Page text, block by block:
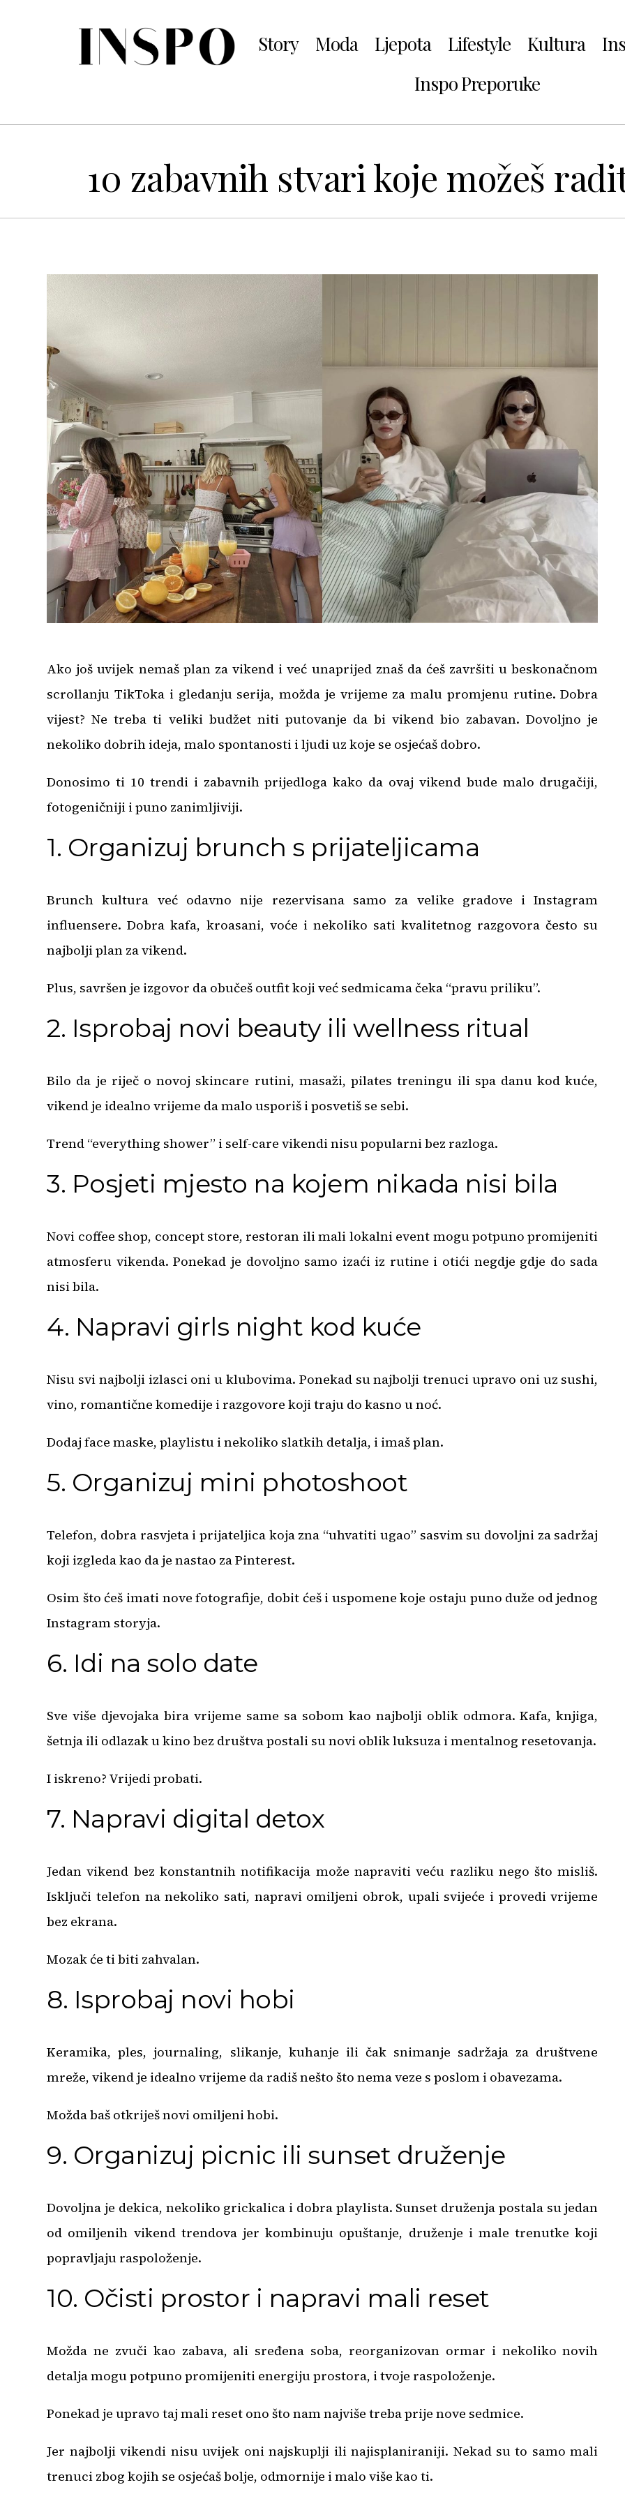
Story Moda Ljepota Lifestyle Kultura
Inspo Preporuke
10 zabavnih stvari koje možeš
Ako još uvijek nemaš plan za vikend i već unaprijed znaš da ćeš završiti u beskonačnom
scrollanju TikToka i gledanju serija, možda je vrijeme za malu promjenu rutine. Dobra
vijest? Ne treba ti veliki budžet niti putovanje da bi vikend bio zabavan. Dovoljno je
nekoliko dobrih ideja, malo spontanosti i ljudi uz koje se osjećaš dobro.
Donosimo ti 10 trendi i zabavnih prijedloga kako da ovaj vikend bude malo drugačiji,
fotogeničniji i puno zanimljiviji.
1. Organizuj brunch s prijateljicama
Brunch kultura već odavno nije rezervisana samo za velike gradove i Instagram
influensere. Dobra kafa, kroasani, voće i nekoliko sati kvalitetnog razgovora često su
najbolji plan za vikend.
Plus, savršen je izgovor da obučeš outfit koji već sedmicama čeka “pravu priliku”.
2. Isprobaj novi beauty ili wellness ritual
Bilo da je riječ o novoj skincare rutini, masaži, pilates treningu ili spa danu kod kuće,
vikend je idealno vrijeme da malo usporiš i posvetiš se sebi.
Trend “everything shower” i self-care vikendi nisu popularni bez razloga.
3. Posjeti mjesto na kojem nikada nisi bila
Novi coffee shop, concept store, restoran ili mali lokalni event mogu potpuno promijeniti
atmosferu vikenda. Ponekad je dovoljno samo izaći iz rutine i otići negdje gdje do sada
nisi bila.
4. Napravi girls night kod kuće
Nisu svi najbolji izlasci oni u klubovima. Ponekad su najbolji trenuci upravo oni uz sushi,
vino, romantične komedije i razgovore koji traju do kasno u noć.
Dodaj face maske, playlistu i nekoliko slatkih detalja, i imaš plan.
5. Organizuj mini photoshoot
Telefon, dobra rasvjeta i prijateljica koja zna “uhvatiti ugao” sasvim su dovoljni za sadržaj
koji izgleda kao da je nastao za Pinterest.
Osim što ćeš imati nove fotografije, dobit ćeš i uspomene koje ostaju puno duže od jednog
Instagram storyja.
6. Idi na solo date
Sve više djevojaka bira vrijeme same sa sobom kao najbolji oblik odmora. Kafa, knjiga,
šetnja ili odlazak u kino bez društva postali su novi oblik luksuza i mentalnog resetovanja.
I iskreno? Vrijedi probati.
7. Napravi digital detox
Jedan vikend bez konstantnih notifikacija može napraviti veću razliku nego što misliš.
Isključi telefon na nekoliko sati, napravi omiljeni obrok, upali svijeće i provedi vrijeme
bez ekrana.
Mozak će ti biti zahvalan.
8. Isprobaj novi hobi
Keramika, ples, journaling, slikanje, kuhanje ili čak snimanje sadržaja za društvene
mreže, vikend je idealno vrijeme da radiš nešto što nema veze s poslom i obavezama.
Možda baš otkriješ novi omiljeni hobi.
9. Organizuj picnic ili sunset druženje
Dovoljna je dekica, nekoliko grickalica i dobra playlista. Sunset druženja postala su jedan
od omiljenih vikend trendova jer kombinuju opuštanje, druženje i male trenutke koji
popravljaju raspoloženje.
10. Očisti prostor i napravi mali reset
Možda ne zvuči kao zabava, ali sređena soba, reorganizovan ormar i nekoliko novih
detalja mogu potpuno promijeniti energiju prostora, i tvoje raspoloženje.
Ponekad je upravo taj mali reset ono što nam najviše treba prije nove sedmice.
Jer najbolji vikendi nisu uvijek oni najskuplji ili najisplaniraniji. Nekad su to samo mali
trenuci zbog kojih se osjećaš bolje, odmornije i malo više kao ti.